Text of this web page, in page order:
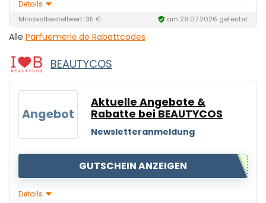
Details
Mindestbestellwert: 35 € am 29.07.2026 getestet
Alle Parfuemerie.de Rabattcodes
BEAUTYCOS
Angebot
Aktuelle Angebote &
Rabatte bei BEAUTYCOS
Newsletteranmeldung
GUTSCHEIN ANZEIGEN
Details